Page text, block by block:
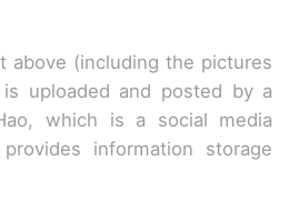
above (including the pictures
uploaded and posted by a
which is a social media
information storage